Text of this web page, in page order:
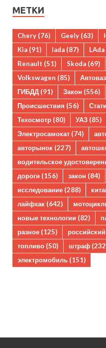
МЕТКИ
Chery (76) Geely (63)
Kia (91) lada (87)
Renault (51) Skoda (69)
Volkswagen (85) Автоваз
ГИБДД (91) Закон (556)
Происшествия (56)
Техосмотр (80) УАЗ (85)
Электросамокат (74)
авторынок (227)
водительское
дороги (156) закон (84)
исследование (288)
лайфхак (642)
новые технологии (82)
разное (125)
топливо (50) штраф
электромобиль (151)